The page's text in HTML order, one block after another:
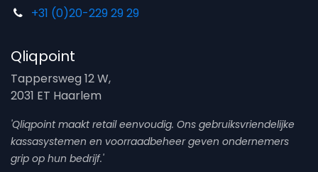
+31 (0)20-229 29 29
Qliqpoint
Tappersweg 12 W,
2031 ET Haarlem
'Qliqpoint maakt retail eenvoudig. Ons gebruiksvriendelijke
kassasystemen en voorraadbeheer geven ondernemers
grip op hun bedrijf.'